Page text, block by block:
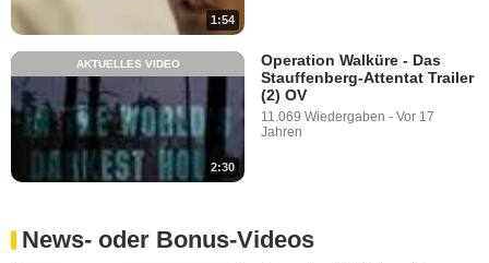
1:54
2:30
AKTUELLES VIDEO
Operation Walküre - Das
Stauffenberg-Attentat Trailer
(2) OV
11.069 Wiedergaben - Vor 17
Jahren
News- oder Bonus-Videos